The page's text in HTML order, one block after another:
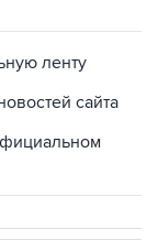
ленту
сайта